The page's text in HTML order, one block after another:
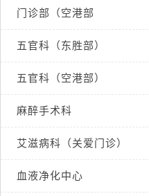
门诊部（空港部
五官科（东胜部）
五官科（空港部）
麻醉手术科
艾滋病科（关爱门诊）
血液净化中心